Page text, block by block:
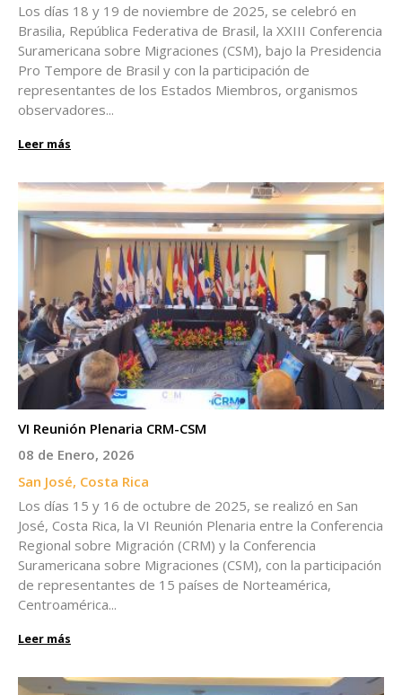
Los días 18 y 19 de noviembre de 2025, se celebró en
Brasilia, República Federativa de Brasil, la XXIII Conferencia
Suramericana sobre Migraciones (CSM), bajo la Presidencia
Pro Tempore de Brasil y con la participación de
representantes de los Estados Miembros, organismos
observadores...
Leer más
VI Reunión Plenaria CRM-CSM
08 de Enero, 2026
San José, Costa Rica
Los días 15 y 16 de octubre de 2025, se realizó en San
José, Costa Rica, la VI Reunión Plenaria entre la Conferencia
Regional sobre Migración (CRM) y la Conferencia
Suramericana sobre Migraciones (CSM), con la participación
de representantes de 15 países de Norteamérica,
Centroamérica...
Leer más